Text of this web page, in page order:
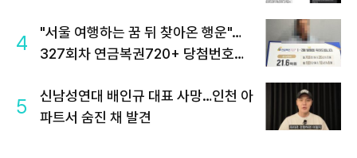
4
"서울 여행하는 꿈 뒤 찾아온 행운"…
327회차 연금복권720+ 당첨번호조
5
신남성연대 배인규 대표 사망…인천 아
파트서 숨진 채 발견